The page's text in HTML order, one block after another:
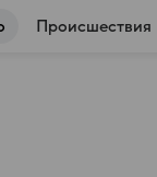
Происшествия